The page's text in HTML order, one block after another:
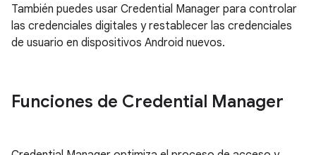
También puedes usar Credential Manager para controlar
las credenciales digitales y restablecer las credenciales
de usuario en dispositivos Android nuevos.
Funciones de Credential Manager